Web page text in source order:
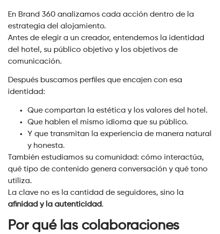
En Brand 360 analizamos cada acción dentro de la
estrategia del alojamiento.
Antes de elegir a un creador, entendemos la identidad
del hotel, su público objetivo y los objetivos de
comunicación.
Después buscamos perfiles que encajen con esa
identidad:
Que compartan la estética y los valores del hotel.
Que hablen el mismo idioma que su público.
Y que transmitan la experiencia de manera natural
y honesta.
También estudiamos su comunidad: cómo interactúa,
qué tipo de contenido genera conversación y qué tono
utiliza.
La clave no es la cantidad de seguidores, sino la
afinidad y la autenticidad.
Por qué las colaboraciones